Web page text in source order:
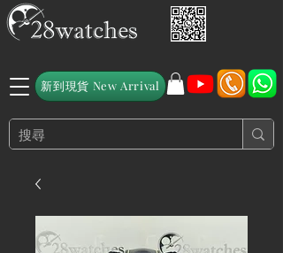
新到現貨 New Arrival